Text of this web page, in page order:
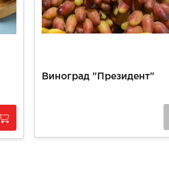
Виноград "Президент"